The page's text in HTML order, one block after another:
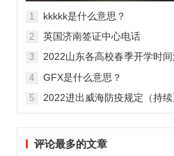
辉大尺度激情床戏肉搏照(...
1 kkkkk是什么意思？
2 英国济南签证中心电话
3
2022山东各高校春季开学时
4 GFX是什么意思？
5 2022进出威海防疫规定（持续
评论最多的文章